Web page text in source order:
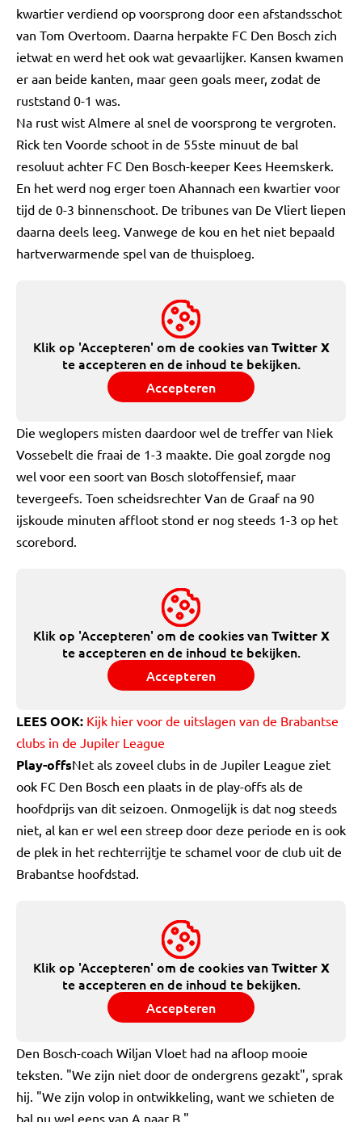
kwartier verdiend op voorsprong door een afstandsschot
van Tom Overtoom. Daarna herpakte FC Den Bosch zich
ietwat en werd het ook wat gevaarlijker. Kansen kwamen
er aan beide kanten, maar geen goals meer, zodat de
ruststand 0-1 was.
Na rust wist Almere al snel de voorsprong te vergroten.
Rick ten Voorde schoot in de 55ste minuut de bal
resoluut achter FC Den Bosch-keeper Kees Heemskerk.
En het werd nog erger toen Ahannach een kwartier voor
tijd de 0-3 binnenschoot. De tribunes van De Vliert liepen
daarna deels leeg. Vanwege de kou en het niet bepaald
hartverwarmende spel van de thuisploeg.
Klik op 'Accepteren' om de cookies vanTwitter X
te accepteren en de inhoud te bekijken.
Accepteren
Die weglopers misten daardoor wel de treffer van Niek
Vossebelt die fraai de 1-3 maakte. Die goal zorgde nog
wel voor een soort van Bosch slotoffensief, maar
tevergeefs. Toen scheidsrechter Van de Graaf na 90
ijskoude minuten affloot stond er nog steeds 1-3 op het
scorebord.
Klik op 'Accepteren' om de cookies vanTwitter X
te accepteren en de inhoud te bekijken.
Accepteren
LEES OOK: Kijk hier voor de uitslagen van de Brabantse
clubs in de Jupiler League
Play-offsNet als zoveel clubs in de Jupiler League ziet
ook FC Den Bosch een plaats in de play-offs als de
hoofdprijs van dit seizoen. Onmogelijk is dat nog steeds
niet, al kan er wel een streep door deze periode en is ook
de plek in het rechterrijtje te schamel voor de club uit de
Brabantse hoofdstad.
Klik op 'Accepteren' om de cookies vanTwitter X
te accepteren en de inhoud te bekijken.
Accepteren
Den Bosch-coach Wiljan Vloet had na afloop mooie
teksten. "We zijn niet door de ondergrens gezakt", sprak
hij. "We zijn volop in ontwikkeling, want we schieten de
bal nu wel eens van A naar B."